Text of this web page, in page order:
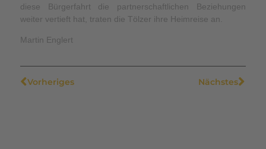
diese Bürgerfahrt die partnerschaftlichen Beziehungen
weiter vertieft hat, traten die Tölzer ihre Heimreise an.
Martin Englert
Vorheriges Nächstes